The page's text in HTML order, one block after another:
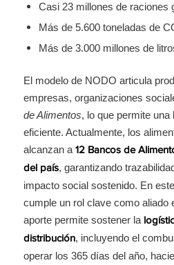
Casi 23 millones de raciones
Más de 5.600 toneladas de
Más de 3.000 millones de
El modelo de NODO articula
empresas, organizaciones
de Alimentos, lo que permite una
eficiente. Actualmente, los
alcanzan a 12 Bancos de
del país, garantizando
impacto social sostenido. En
cumple un rol clave como aliado
aporte permite sostener la
distribución, incluyendo el
operar los 365 días del año,